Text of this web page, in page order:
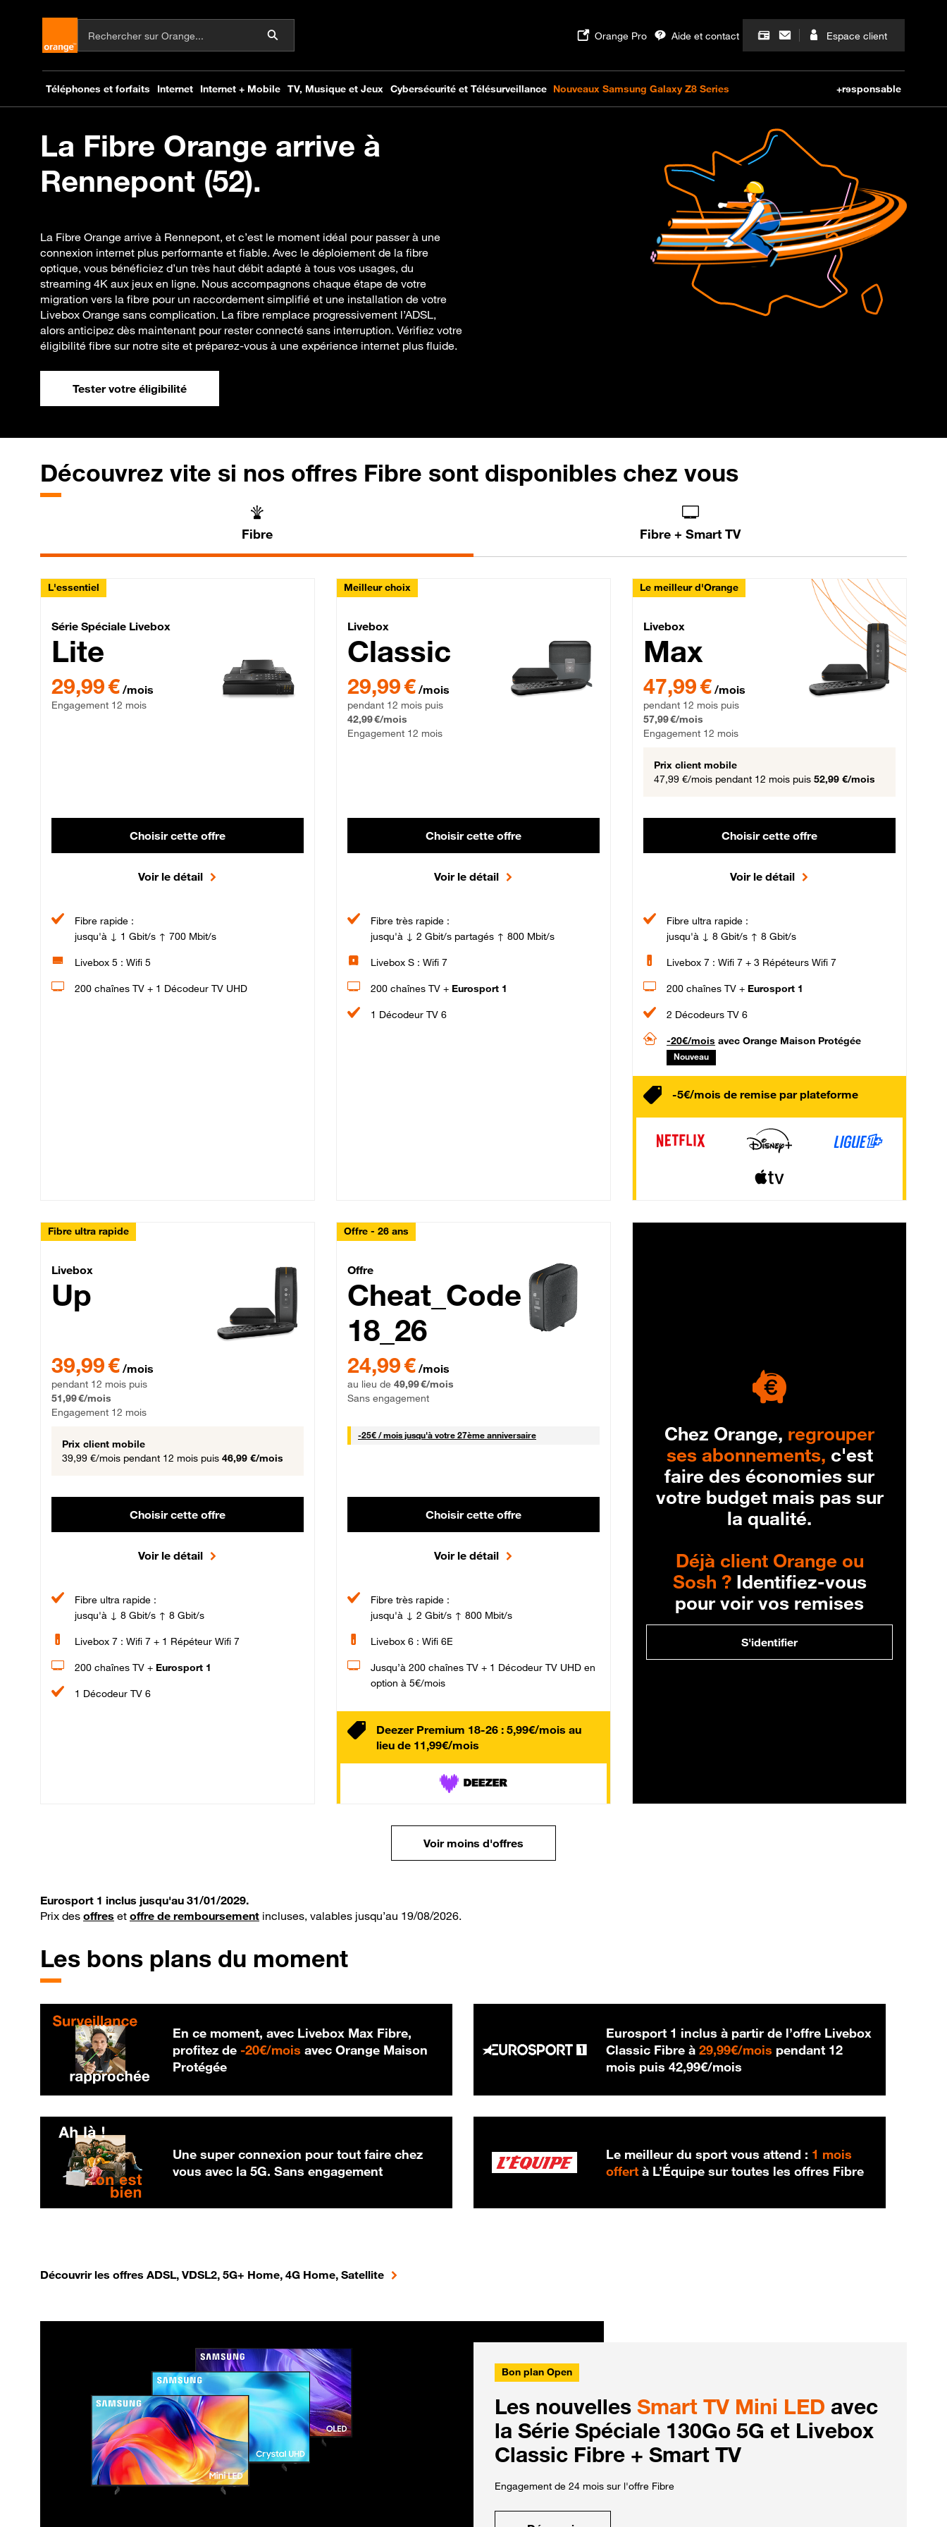
La Fibre Orange arrive à
Rennepont (52).
La Fibre Orange arrive à Rennepont, et c’est le moment idéal pour passer à une
connexion internet plus performante et fiable. Avec le déploiement de la fibre
optique, vous bénéficiez d’un très haut débit adapté à tous vos usages, du
streaming 4K aux jeux en ligne. Nous accompagnons chaque étape de votre
migration vers la fibre pour un raccordement simplifié et une installation de votre
Livebox Orange sans complication. La fibre remplace progressivement l’ADSL,
alors anticipez dès maintenant pour rester connecté sans interruption. Vérifiez votre
éligibilité fibre sur notre site et préparez-vous à une expérience internet plus fluide.
Tester votre éligibilité
Découvrez vite si nos offres Fibre sont disponibles chez vous
Fibre Fibre + Smart TV
L'essentiel
Série Spéciale Livebox Lite Fibre
Série Spéciale Livebox
Lite
29,99 € par mois , Engagement 12 mois
29,99 € /mois
Engagement 12 mois
Choisir cette offre
Voir le détail
Fibre rapide :
jusqu'à ↓ 1 Gbit/s ↑ 700 Mbit/s
Livebox 5 : Wifi 5
200 chaînes TV + 1 Décodeur TV UHD
Meilleur choix
Livebox Classic Fibre
Livebox
Classic
29,99 € par mois pendant 12 mois puis 42,99 € par mois, Engagement 12 mois
29,99 € /mois
pendant 12 mois puis
42,99 €/mois
Engagement 12 mois
Choisir cette offre
Voir le détail
Fibre très rapide :
jusqu'à ↓ 2 Gbit/s partagés ↑ 800 Mbit/s
Livebox S : Wifi 7
200 chaînes TV + Eurosport 1
1 Décodeur TV 6
Le meilleur d'Orange
Livebox Max Fibre
Livebox
Max
47,99 € par mois pendant 12 mois puis 57,99 € par mois,
47,99 € /mois
pendant 12 mois puis
57,99 €/mois
Engagement 12 mois
Prix client mobile
47,99 €/mois pendant 12 mois puis 52,99 €/mois
Choisir cette offre
Voir le détail
Fibre ultra rapide :
jusqu'à ↓ 8 Gbit/s ↑ 8 Gbit/s
Livebox 7 : Wifi 7 + 3 Répéteurs Wifi 7
200 chaînes TV + Eurosport 1
2 Décodeurs TV 6
-20€/mois avec Orange Maison Protégée
Nouveau
-5€/mois de remise par plateforme
Fibre ultra rapide
Livebox Up Fibre
Livebox
Up
39,99 € /mois
pendant 12 mois puis
51,99 €/mois
Engagement 12 mois
Prix client mobile
39,99 €/mois pendant 12 mois puis 46,99 €/mois
Choisir cette offre
Voir le détail
Fibre ultra rapide :
jusqu'à ↓ 8 Gbit/s ↑ 8 Gbit/s
Livebox 7 : Wifi 7 + 1 Répéteur Wifi 7
200 chaînes TV + Eurosport 1
1 Décodeur TV 6
Offre - 26 ans
Cheat_Code Fibre_18_26
Offre
Cheat_Code
18_26
24,99 € /mois
au lieu de 49,99 €/mois
Sans engagement
-25€ / mois25 € par mois
jusqu'à votre 27ème anniversaire
Choisir cette offre
Voir le détail
Fibre très rapide :
jusqu'à ↓ 2 Gbit/s ↑ 800 Mbit/s
Livebox 6 : Wifi 6E
Jusqu’à 200 chaînes TV + 1 Décodeur TV UHD en
option à 5€/mois
Deezer Premium 18-26 : 5,99€/mois au
lieu de 11,99€/mois
Chez Orange, regrouper
ses abonnements, c'est
faire des économies sur
votre budget mais pas sur
la qualité.
Déjà client Orange ou
Sosh ?Identifiez-vous
pour voir vos remises
S'identifier
Voir moins d'offres
Eurosport 1 inclus jusqu'au 31/01/2029.
Prix des offres et offre de remboursement incluses, valables jusqu’au 19/08/2026.
Les bons plans du moment
En ce moment, avec Livebox Max Fibre,
profitez de -20€/mois 20 € par mois
avec Orange Maison
Protégée
Eurosport 1 inclus à partir de l’offre Livebox
Classic Fibre à29,99€/mois 29,99 € par mois
pendant 12
mois puis42,99€/mois
Une super connexion pour tout faire chez
vous avec la 5G. Sans engagement
Le meilleur du sport vous attend : 1 mois
offert à L’Équipe sur toutes les offres Fibre
Découvrir les offres ADSL, VDSL2, 5G+ Home, 4G Home, Satellite
Bon plan Open
Les nouvelles Smart TV Mini LED avec
la Série Spéciale 130Go 5G et Livebox
Classic Fibre + Smart TV
Engagement de 24 mois sur l'offre Fibre